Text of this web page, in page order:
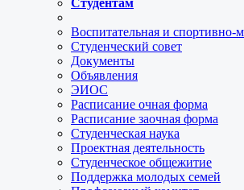
Студентам
Воспитательная и спортивно-
Студенческий совет
Документы
Объявления
ЭИОС
Расписание очная форма
Расписание заочная форма
Студенческая наука
Проектная деятельность
Студенческое общежитие
Поддержка молодых семей